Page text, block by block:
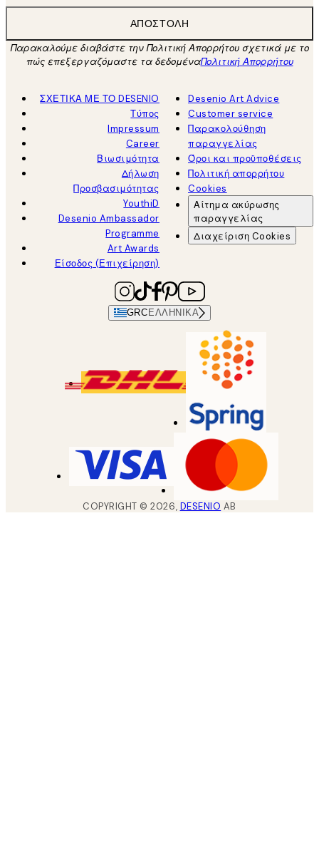
ΑΠΟΣΤΟΛΉ
Παρακαλούμε διαβάστε την Πολιτική Απορρήτου σχετικά με το
πώς επεξεργαζόμαστε τα δεδομέναΠολιτική Απορρήτου
ΣΧΕΤΙΚΑ ΜΕ ΤΟ DESENIO
Τύπος
Impressum
Career
Βιωσιμότητα
Δήλωση
Προσβασιμότητας
YouthiD
Desenio Ambassador
Programme
Art Awards
Είσοδος (Επιχείρηση)
Desenio Art Advice
Customer service
Παρακολούθηση
παραγγελίας
Όροι και προϋποθέσεις
Πολιτική απορρήτου
Cookies
Αίτημα ακύρωσης
παραγγελίας
Διαχείριση Cookies
GRC ΕΛΛΗΝΙΚΆ
COPYRIGHT ©2026, DESENIO AB